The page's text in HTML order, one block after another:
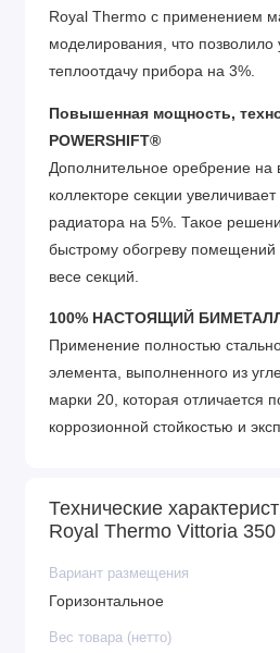
Royal Thermo с применением
моделирования, что позволило
теплоотдачу прибора на 3%.
Повышенная мощность,
POWERSHIFT®
Дополнительное оребрение на
коллекторе секции
радиатора на 5%. Такое
быстрому обогреву
весе секций.
100% НАСТОЯЩИЙ БИМЕТАЛЛ
Применение полностью
элемента, выполненного из
марки 20, которая отличается
коррозионной стойкостью и
агрессивными
антифризами).
Oxsilan® 9807 – новое
чистого покрытия без
фосфатов
Технические
Royal Thermo Vittoria 350
Вариант размещения
Горизонтальное
Вес товара (нетто)